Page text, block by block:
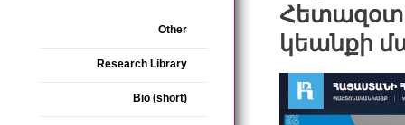
Other
Research Library
Bio (short)
կեանքի